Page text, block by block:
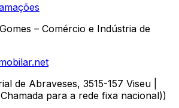
– Comércio e Indústria de
de Abraveses, 3515-157 Viseu
para a rede fixa nacional))